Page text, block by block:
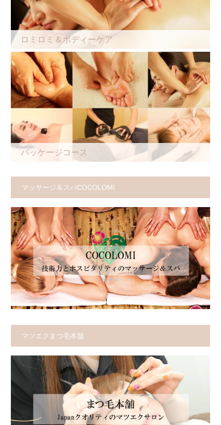
ロミロミ＆ボディーケア
パッケージコース
マッサージ＆スパCOCOLOMI
マツエクまつ毛本舗